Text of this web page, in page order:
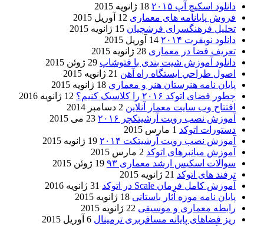
دانلود اسکیچ آپ ۲۰۱۵
18 ژانویه 2015
فروش پایانامه های معماری 12 آوریل 2015
تحلیل فرهنگسرای فرشچیان 15 ژانویه 2015
دانلود نویفرت ۲۰۱۴
14 آوریل 2015
تعریف فضا در معماری 28 ژانویه 2015
دانلود آموزش شیت بندی با فتوشاپ 29 ژوئن 2015
اصول طراحي ایستگاه راه آهن 21 ژانویه 2015
پایان نامه هنرستان هنر و معماري 18 ژانویه 2015
چطور فضای اتوکد ۲۰۱۶ را کلاسیک کنیم؟
12 ژانویه 2016
افتتاح وب سایت معمار آنلاین 2 دسامبر 2014
آموزش نصب رویت آرشیتکچر ۲۰۱۶
23 می 2015
دستورات اتوکد 1 مارس 2015
آموزش نصب رویت آرشیتکت ۲۰۱۴
19 ژانویه 2015
آموزش میانبرهای اتوکد 2 مارس 2015
سوالات اسکیس ارشد معماری ۹۳
19 ژوئن 2015
ترفند های اتوکد 21 ژانویه 2015
آموزش کامل فرمان Scale در اتوکد
31 ژانویه 2016
پایان نامه موزه آثار باستانی 18 ژانویه 2015
رابطه معماری و موسیقی 22 ژانویه 2015
ریز فضاهای پایانه مسافربری ترمینال 6 آوریل 2015